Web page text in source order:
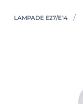
LAMPADE E27/E14